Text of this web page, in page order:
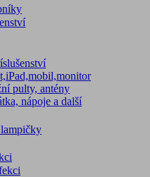
pulty, antény
nápoje a další